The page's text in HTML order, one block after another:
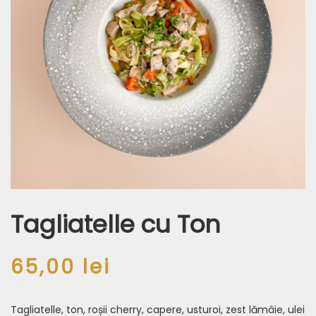
Tagliatelle cu Ton
65,00 lei
Tagliatelle, ton, roșii cherry, capere, usturoi, zest lămâie, ulei